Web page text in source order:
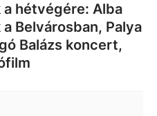
hétvégére: Alba
Belvárosban, Palya
Balázs koncert,